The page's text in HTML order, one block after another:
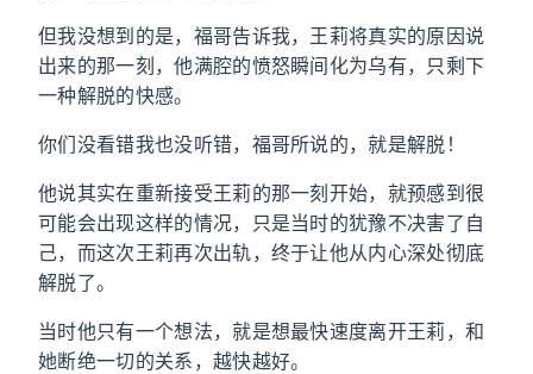
但我没想到的是，福哥告诉我，王莉将真实的原因说
出来的那一刻，他满腔的愤怒瞬间化为乌有，只剩下
一种解脱的快感。
你们没看错我也没听错，福哥所说的，就是解脱！
他说其实在重新接受王莉的那一刻开始，就预感到很
可能会出现这样的情况，只是当时的犹豫不决害了自
己，而这次王莉再次出轨，终于让他从内心深处彻底
解脱了。
当时他只有一个想法，就是想最快速度离开王莉，和
她断绝一切的关系，越快越好。